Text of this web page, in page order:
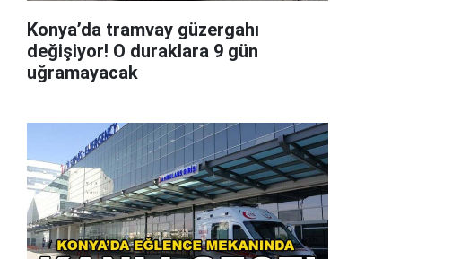
Konya’da tramvay güzergahı
değişiyor! O duraklara 9 gün
uğramayacak